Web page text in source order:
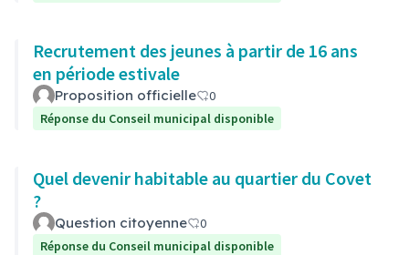
Recrutement des jeunes à partir de 16 ans
en période estivale
Proposition officielle
0
Réponse du Conseil municipal disponible
Quel devenir habitable au quartier du Covet
?
Question citoyenne
0
Réponse du Conseil municipal disponible